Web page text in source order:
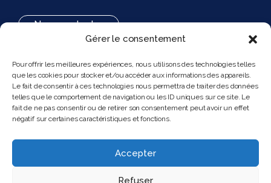
Gérer le consentement
Pour offrir les meilleures expériences, nous utilisons des technologies telles
que les cookies pour stocker et/ou accéder aux informations des appareils.
Le fait de consentir à ces technologies nous permettra de traiter des données
telles que le comportement de navigation ou les ID uniques sur ce site. Le
fait de ne pas consentir ou de retirer son consentement peut avoir un effet
négatif sur certaines caractéristiques et fonctions.
Accepter
Refuser
Nous contacter
194, rue de Rivoli 75001 Paris France
Nous suivre